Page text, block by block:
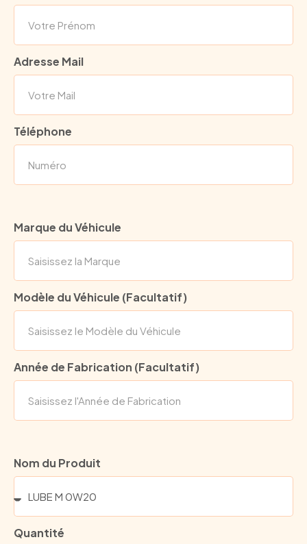
Adresse Mail
Téléphone
Marque du Véhicule
Modèle du Véhicule (Facultatif)
Année de Fabrication (Facultatif)
Nom du Produit
Quantité